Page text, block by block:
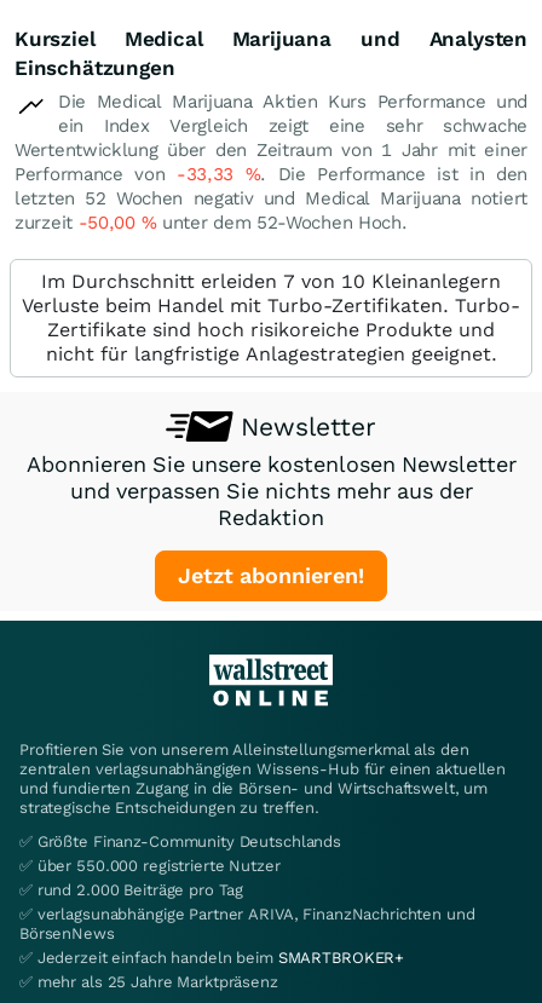
Kursziel Medical Marijuana und Analysten
Einschätzungen
Die Medical Marijuana Aktien Kurs Performance und
ein Index Vergleich zeigt eine sehr schwache
Wertentwicklung über den Zeitraum von 1 Jahr mit einer
Performance von -33,33 %. Die Performance ist in den
letzten 52 Wochen negativ und Medical Marijuana notiert
zurzeit -50,00 %unter dem 52-Wochen Hoch.
Im Durchschnitt erleiden 7 von 10 Kleinanlegern
Verluste beim Handel mit Turbo-Zertifikaten. Turbo-
Zertifikate sind hoch risikoreiche Produkte und
nicht für langfristige Anlagestrategien geeignet.
Newsletter
Abonnieren Sie unsere kostenlosen Newsletter
und verpassen Sie nichts mehr aus der
Redaktion
Jetzt abonnieren!
Profitieren Sie von unserem Alleinstellungsmerkmal als den
zentralen verlagsunabhängigen Wissens-Hub für einen aktuellen
und fundierten Zugang in die Börsen- und Wirtschaftswelt, um
strategische Entscheidungen zu treffen.
✅ Größte Finanz-Community Deutschlands
✅ über 550.000 registrierte Nutzer
✅ rund 2.000 Beiträge pro Tag
✅ verlagsunabhängige Partner ARIVA, FinanzNachrichten und
BörsenNews
✅ Jederzeit einfach handeln beim SMARTBROKER+
✅ mehr als 25 Jahre Marktpräsenz